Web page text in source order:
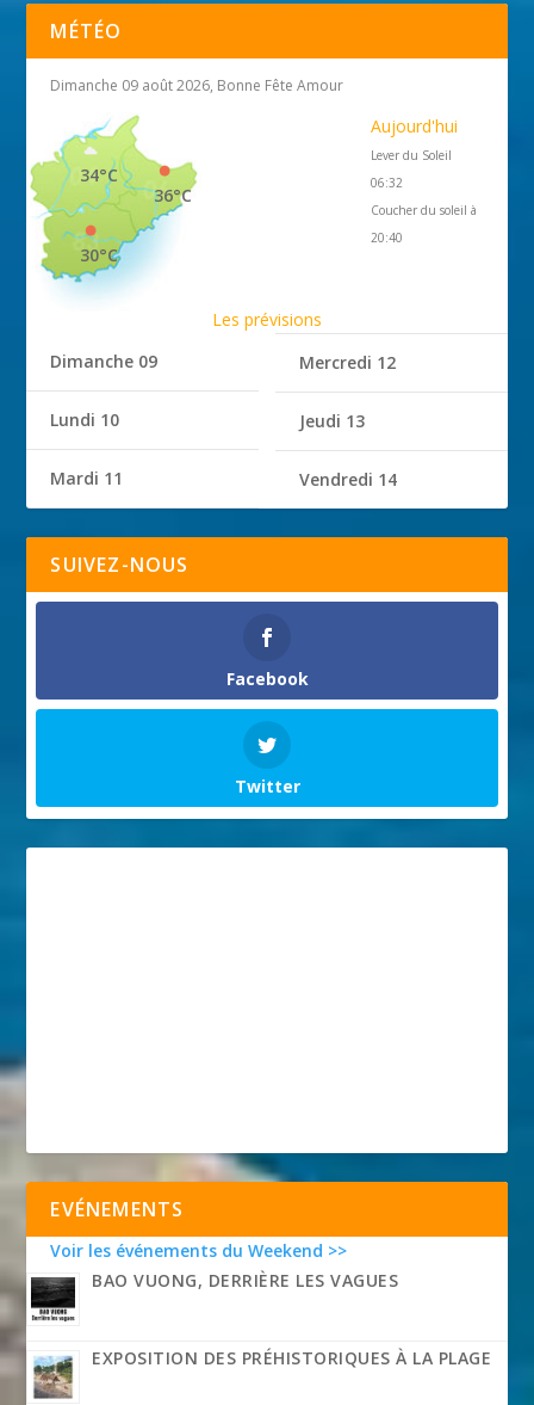
MÉTÉO
Dimanche 09 août 2026, Bonne Fête Amour
36°C
34°C
30°C
Aujourd'hui
Lever du Soleil
06:32
Coucher du soleil à
20:40
Les prévisions
Dimanche 09
Lundi 10
Mardi 11
Mercredi 12
Jeudi 13
Vendredi 14
SUIVEZ-NOUS
Facebook
Twitter
EVÉNEMENTS
Voir les événements du Weekend >>
BAO VUONG, DERRIÈRE LES VAGUES
EXPOSITION DES PRÉHISTORIQUES À LA PLAGE